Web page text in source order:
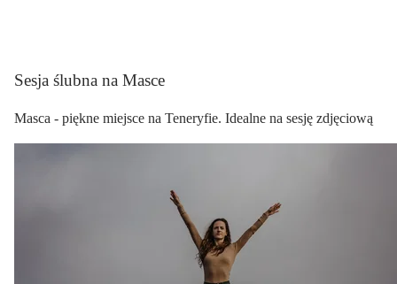
Sesja ślubna na Masce
Masca - piękne miejsce na Teneryfie. Idealne na sesję zdjęciową